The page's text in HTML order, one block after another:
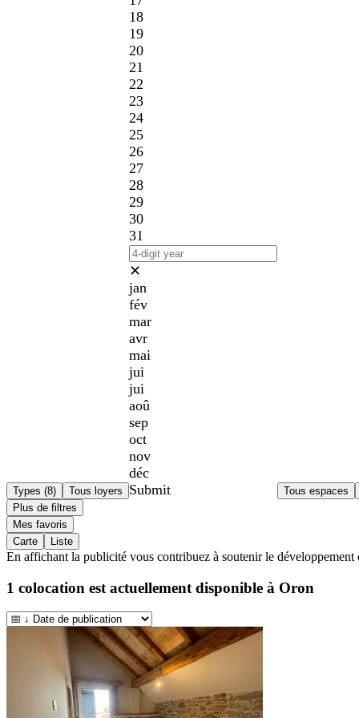
Types (8) Tous loyers
18
19
20
21
22
23
24
25
26
27
28
29
30
31
✕
jan
fév
mar
avr
mai
jui
jui
aoû
sep
oct
nov
déc
Submit
Tous espaces
Plus de filtres
Mes favoris
Carte
Liste
En affichant la publicité vous contribuez à soutenir le
1 colocation est actuellement disponible à Oron